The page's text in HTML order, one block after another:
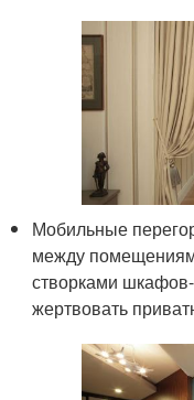
Мобильные
между
створками
жертвовать